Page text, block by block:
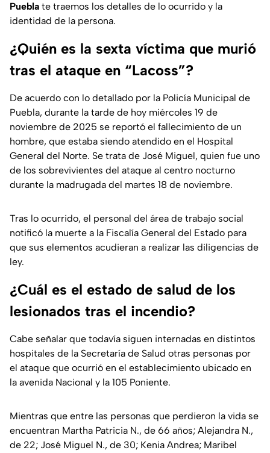
Puebla te traemos los detalles de lo ocurrido y la
identidad de la persona.
¿Quién es la sexta víctima que murió
tras el ataque en “Lacoss”?
De acuerdo con lo detallado por la Policía Municipal de
Puebla, durante la tarde de hoy miércoles 19 de
noviembre de 2025 se reportó el fallecimiento de un
hombre, que estaba siendo atendido en el Hospital
General del Norte. Se trata de José Miguel, quien fue uno
de los sobrevivientes del ataque al centro nocturno
durante la madrugada del martes 18 de noviembre.
Tras lo ocurrido, el personal del área de trabajo social
notificó la muerte a la Fiscalía General del Estado para
que sus elementos acudieran a realizar las diligencias de
ley.
¿Cuál es el estado de salud de los
lesionados tras el incendio?
Cabe señalar que todavía siguen internadas en distintos
hospitales de la Secretaría de Salud otras personas por
el ataque que ocurrió en el establecimiento ubicado en
la avenida Nacional y la 105 Poniente.
Mientras que entre las personas que perdieron la vida se
encuentran Martha Patricia N., de 66 años; Alejandra N.,
de 22; José Miguel N., de 30; Kenia Andrea; Maribel